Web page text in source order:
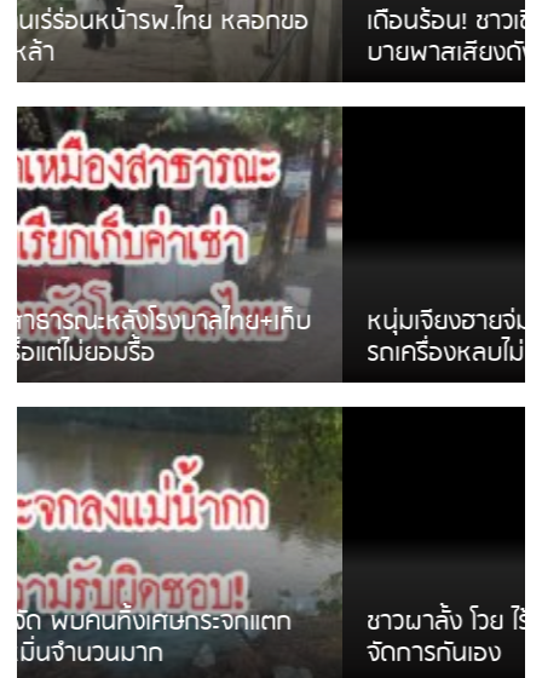
เดือนร้อน! ชาวเชียงรายบ่นรถ Isuzu สีขาวซิ่ง
บายพาสเสียงดังสร้างความรำคาญ
หนุ่มเจียงฮายจ่ม พบถังน้ำดื่มตกกลางถนน
รถเครื่องหลบไม่ทันล้มบาดเจ็บ
ชาวผาลั้ง โวย ไร้หน่วยงานดูแล ดินสไลด์ ต้อง
จัดการกันเอง